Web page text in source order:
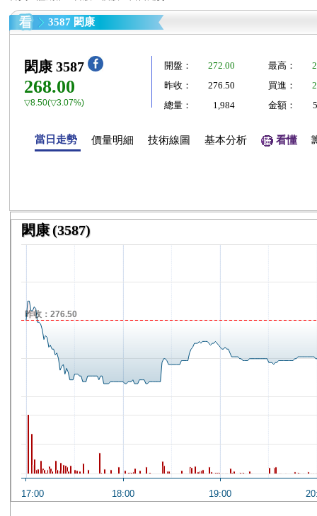
3587 閎康
閎康 3587
268.00
▽8.50(▽3.07%)
開盤： 272.00 最高：
昨收：
276.50 買進：
總量：
1,984 金額：
當日走勢 價量明細 技術線圖 基本分析 看懂